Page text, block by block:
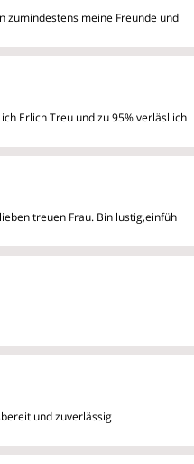
zumindestens meine Freunde und
Erlich Treu und zu 95% verläsl ich
treuen Frau. Bin lustig,einfüh
und zuverlässig